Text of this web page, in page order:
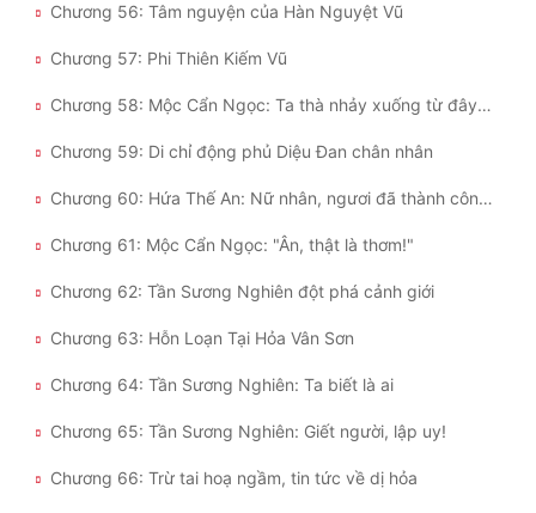
Chương 56: Tâm nguyện của Hàn Nguyệt Vũ
Chương 57: Phi Thiên Kiếm Vũ
Chương 58: Mộc Cẩn Ngọc: Ta thà nhảy xuống từ đây chứ nhất quyết không cầu xin Hứa Thế An!
Chương 59: Di chỉ động phủ Diệu Đan chân nhân
Chương 60: Hứa Thế An: Nữ nhân, ngươi đã thành công thu hút sự chú ý của ta!
Chương 61: Mộc Cẩn Ngọc: "Ân, thật là thơm!"
Chương 62: Tần Sương Nghiên đột phá cảnh giới
Chương 63: Hỗn Loạn Tại Hỏa Vân Sơn
Chương 64: Tần Sương Nghiên: Ta biết là ai
Chương 65: Tần Sương Nghiên: Giết người, lập uy!
Chương 66: Trừ tai hoạ ngầm, tin tức về dị hỏa